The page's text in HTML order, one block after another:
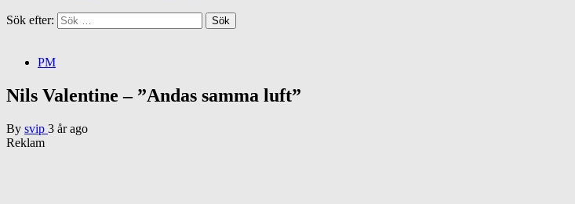
Sök efter:
PM
Nils Valentine – ”Andas samma luft”
By svip 3 år ago
Reklam